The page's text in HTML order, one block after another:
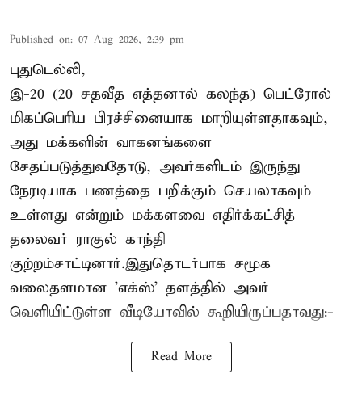
Published on: 07 Aug 2026, 2:39 pm
புதுடெல்லி,
இ-20 (20 சதவீத எத்தனால் கலந்த) பெட்ரோல்
மிகப்பெரிய பிரச்சினையாக மாறியுள்ளதாகவும்,
அது மக்களின் வாகனங்களை
சேதப்படுத்துவதோடு, அவர்களிடம் இருந்து
நேரடியாக பணத்தை பறிக்கும் செயலாகவும்
உள்ளது என்றும் மக்களவை எதிர்க்கட்சித்
தலைவர் ராகுல் காந்தி
குற்றம்சாட்டினார்.இதுதொடர்பாக சமூக
வலைதளமான 'எக்ஸ்' தளத்தில் அவர்
வெளியிட்டுள்ள வீடியோவில் கூறியிருப்பதாவது:-
Read More